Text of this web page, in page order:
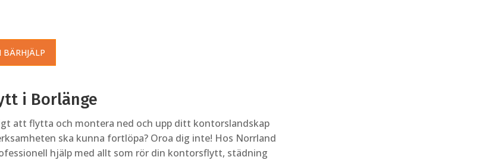
BÄRHJÄLP
i Borlänge
att flytta och montera ned och upp ditt kontorslandskap
ska kunna fortlöpa? Oroa dig inte! Hos Norrland
hjälp med allt som rör din kontorsflytt, städning